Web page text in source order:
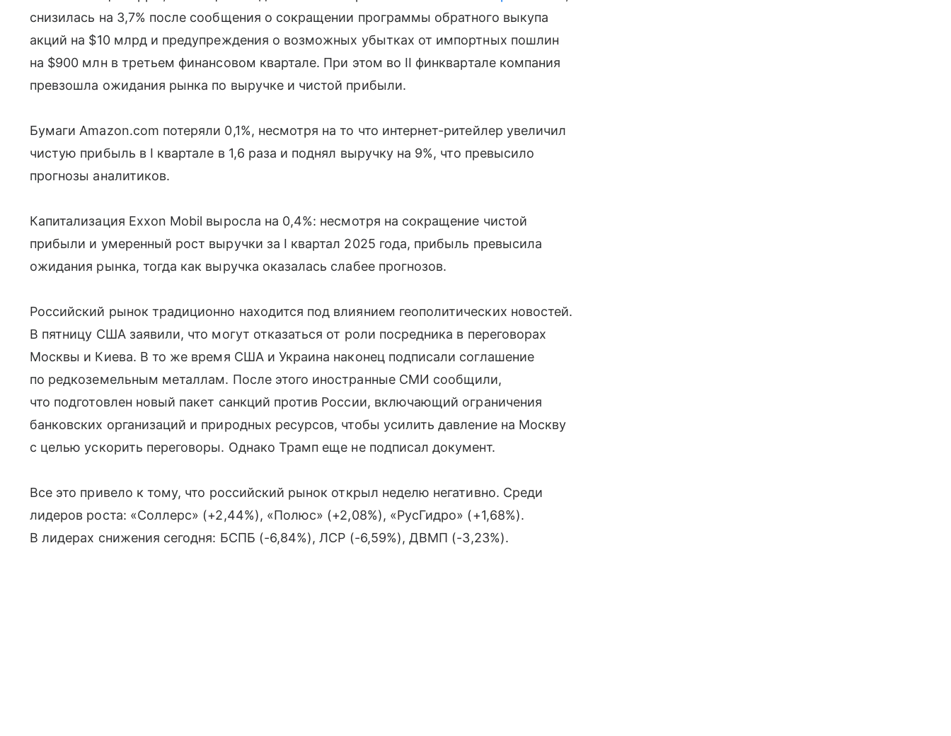
снизилась на 3,7% после сообщения о сокращении программы обратного выкупа
акций на $10 млрд и предупреждения о возможных убытках от импортных пошлин
на $900 млн в третьем финансовом квартале. При этом во II финквартале компания
превзошла ожидания рынка по выручке и чистой прибыли.
Бумаги Amazon.com потеряли 0,1%, несмотря на то что интернет-ритейлер увеличил
чистую прибыль в I квартале в 1,6 раза и поднял выручку на 9%, что превысило
прогнозы аналитиков.
Капитализация Exxon Mobil выросла на 0,4%: несмотря на сокращение чистой
прибыли и умеренный рост выручки за I квартал 2025 года, прибыль превысила
ожидания рынка, тогда как выручка оказалась слабее прогнозов.
Российский рынок традиционно находится под влиянием геополитических новостей.
В пятницу США заявили, что могут отказаться от роли посредника в переговорах
Москвы и Киева. В то же время США и Украина наконец подписали соглашение
по редкоземельным металлам. После этого иностранные СМИ сообщили,
что подготовлен новый пакет санкций против России, включающий ограничения
банковских организаций и природных ресурсов, чтобы усилить давление на Москву
с целью ускорить переговоры. Однако Трамп еще не подписал документ.
Все это привело к тому, что российский рынок открыл неделю негативно. Среди
лидеров роста: «Соллерс» (+2,44%), «Полюс» (+2,08%), «РусГидро» (+1,68%).
В лидерах снижения сегодня: БСПБ (-6,84%), ЛСР (-6,59%), ДВМП (-3,23%).